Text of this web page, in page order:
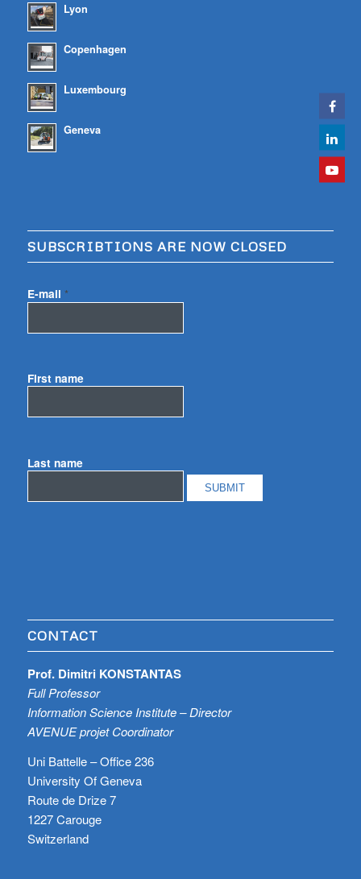
Lyon
Copenhagen
Luxembourg
Geneva
SUBSCRIBTIONS ARE NOW CLOSED
E-mail *
First name
Last name
CONTACT
Prof. Dimitri KONSTANTAS
Full Professor
Information Science Institute – Director
AVENUE projet Coordinator
Uni Battelle – Office 236
University Of Geneva
Route de Drize 7
1227 Carouge
Switzerland